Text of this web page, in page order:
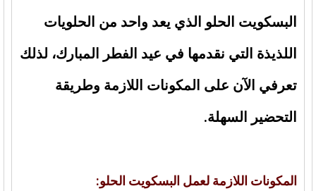
البسكويت الحلو الذي يعد واحد من الحلويات
اللذيذة التي نقدمها في عيد الفطر المبارك، لذلك
تعرفي الآن على المكونات اللازمة وطريقة
التحضير السهلة.
المكونات اللازمة لعمل البسكويت الحلو: